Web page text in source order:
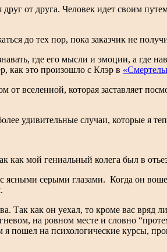
от друга. Человек идет своим
до тех пор, пока заказчик не
где его мысли и эмоции, а
как это произошло с Клэр в
вселенной, которая заставляет
удивительные случаи, которые я
мой гениальный колега был в
серыми глазами. Когда он
как он уехал, то кроме вас вряд
на ровном месте и словно
пошел на психологические курсы,